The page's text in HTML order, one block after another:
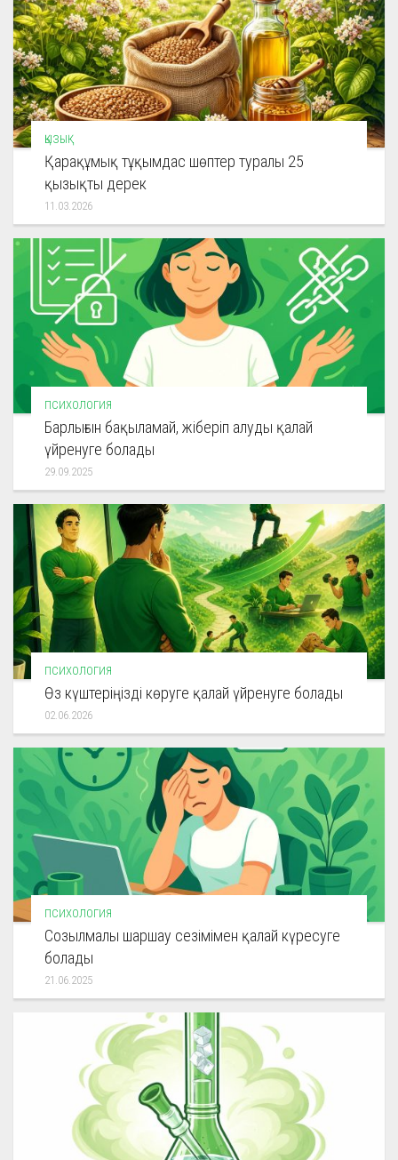
ҚЫЗЫҚ
Қарақұмық тұқымдас шөптер туралы 25
қызықты дерек
11.03.2026
ПСИХОЛОГИЯ
Барлығын бақыламай, жіберіп алуды қалай
үйренуге болады
29.09.2025
ПСИХОЛОГИЯ
Өз күштеріңізді көруге қалай үйренуге болады
02.06.2026
ПСИХОЛОГИЯ
Созылмалы шаршау сезімімен қалай күресуге
болады
21.06.2025